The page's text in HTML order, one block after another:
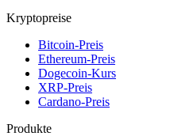
Kryptopreise
Bitcoin-Preis
Ethereum-Preis
Dogecoin-Kurs
XRP-Preis
Cardano-Preis
Produkte